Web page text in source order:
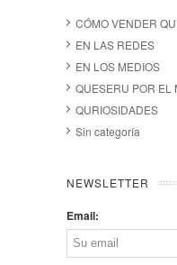
CÓMO VENDER
EN LAS REDES
EN LOS MEDIOS
QUESERU POR EL
QURIOSIDADES
Sin categoría
NEWSLETTER
Email: